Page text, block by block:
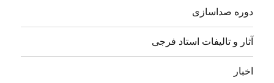
دوره صداسازی
آثار و تالیفات استاد فرجی
اخبار